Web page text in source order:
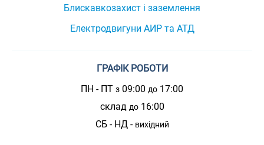
Блискавкозахист і заземлення
Електродвигуни АИР та АТД
ГРАФІК РОБОТИ
ПН - ПТ з 09:00 до 17:00
склад до16:00
СБ - НД - вихідний